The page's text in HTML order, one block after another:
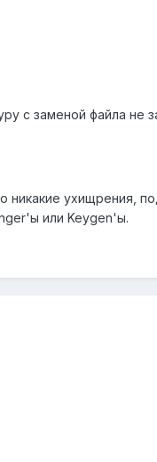
с заменой файла не
никакие ухищрения,
или Keygen'ы.